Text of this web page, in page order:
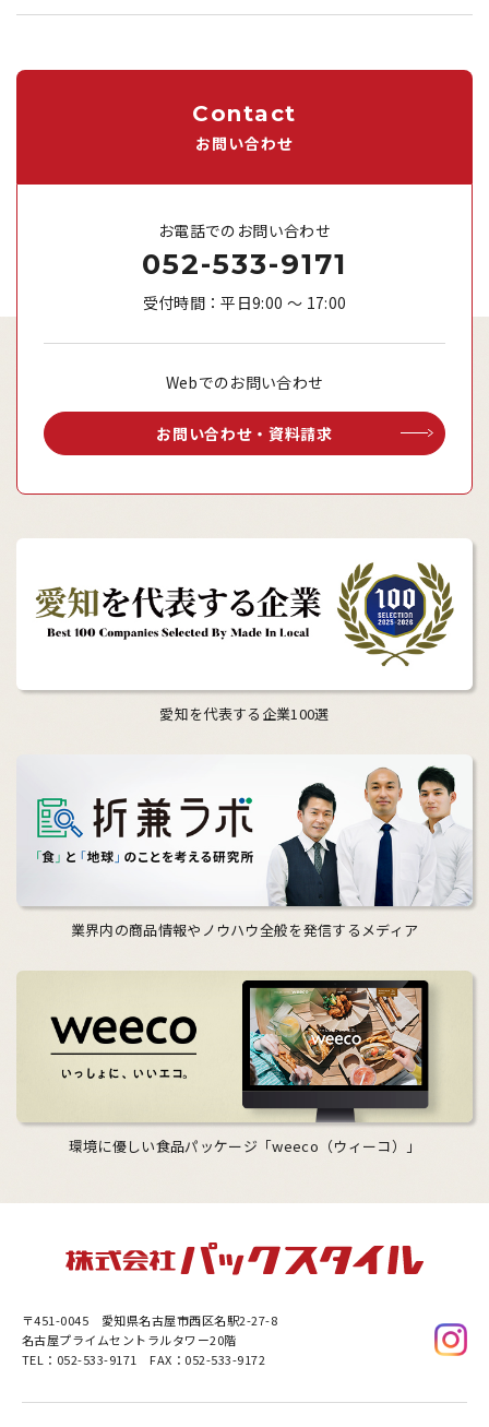
Contact
お問い合わせ
お電話でのお問い合わせ
052-533-9171
受付時間：平日9:00 ～ 17:00
Webでのお問い合わせ
お問い合わせ・資料請求
愛知を代表する企業100選
業界内の商品情報やノウハウ全般を発信するメディア
環境に優しい食品パッケージ「weeco（ウィーコ）」
〒451-0045 愛知県名古屋市西区名駅2-27-8
名古屋プライムセントラルタワー20階
TEL：052-533-9171 FAX：052-533-9172